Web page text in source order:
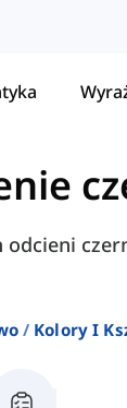
odcieni
Kolory I